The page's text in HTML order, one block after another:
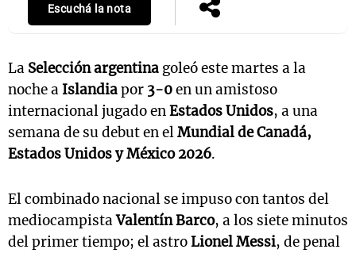
Escuchá la nota
La Selección argentina goleó este martes a la
noche a Islandiapor 3-0en un amistoso
internacional jugado enEstados Unidos, a una
semana de su debut en elMundial de Canadá,
Estados Unidos y México 2026.
El combinado nacional se impuso con tantos del
mediocampistaValentín Barco, a los siete minutos
del primer tiempo; el astroLionel Messi, de penal